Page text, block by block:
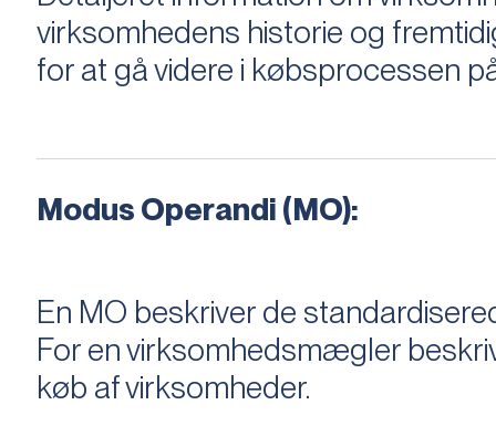
virksomhedens historie og
for at gå videre i købsprocessen
Modus Operandi (MO):
En MO beskriver de
For en virksomhedsmægler
køb af virksomheder.